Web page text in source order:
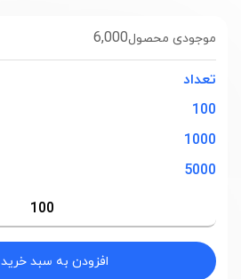
6,000موجودی محصول
تعداد
100
1000
5000
افزودن به سبد خرید